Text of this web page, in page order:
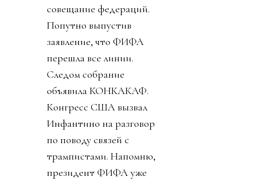
совещание федераций.
Попутно выпустив
заявление, что ФИФА
перешла все линии.
Следом собрание
объявила КОНКАКАФ.
Конгресс США вызвал
Инфантино на разговор
по поводу связей с
трампистами. Напомню,
президент ФИФА уже